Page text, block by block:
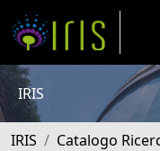
IRIS
IRIS
Catalogo